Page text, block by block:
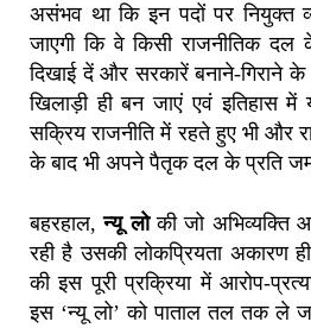
असंभव था कि इन पदों पर नियुक्त
जाएगी कि वे किसी राजनीतिक
दिखाई दें और सरकारें बनाने-गिराने
खिलाड़ी ही बन जाएं एवं इतिहास में
सक्रिय राजनीति में रहते हुए भी और
के बाद भी अपने पैतृक दल के प्रति
बहरहाल,न्यू लोकी जो अभिव्यक्ति
रही है उसकी लोकप्रियता अकारण
की इस पूरी प्रक्रिया में आरोप-
इस ‘न्यू लो’ को पाताल तल तक ले